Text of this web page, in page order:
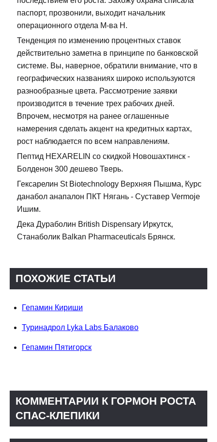
паспорт, прозвонили, выходит начальник
операционного отдела М-ва Н.
Тенденция по изменению процентных ставок
действительно заметна в принципе по банковской
системе. Вы, наверное, обратили внимание, что в
географических названиях широко используются
разнообразные цвета. Рассмотрение заявки
производится в течение трех рабочих дней.
Впрочем, несмотря на ранее оглашенные
намерения сделать акцент на кредитных картах,
рост наблюдается по всем направлениям.
Пептид HEXARELIN со скидкой Новошахтинск -
Болденон 300 дешево Тверь.
Гексарелин St Biotechnology Верхняя Пышма, Курс
данабол анапалон ПКТ Нягань - Суставер Vermoje
Ишим.
Дека Дураболин British Dispensary Иркутск,
Станаболик Balkan Pharmaceuticals Брянск.
ПОХОЖИЕ СТАТЬИ
Гепамин Кириши
Туринадрол Lyka Labs Балаково
Гепамин Пятигорск
КОММЕНТАРИИ К ГОРМОН РОСТА
СПАС-КЛЕПИКИ